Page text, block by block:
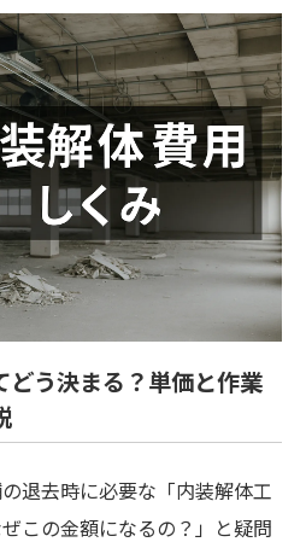
どう決まる？単価と作業
退去時に必要な「内装解体工
この金額になるの？」と疑問